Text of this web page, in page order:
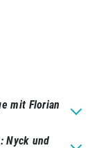
mit Florian
Nyck und